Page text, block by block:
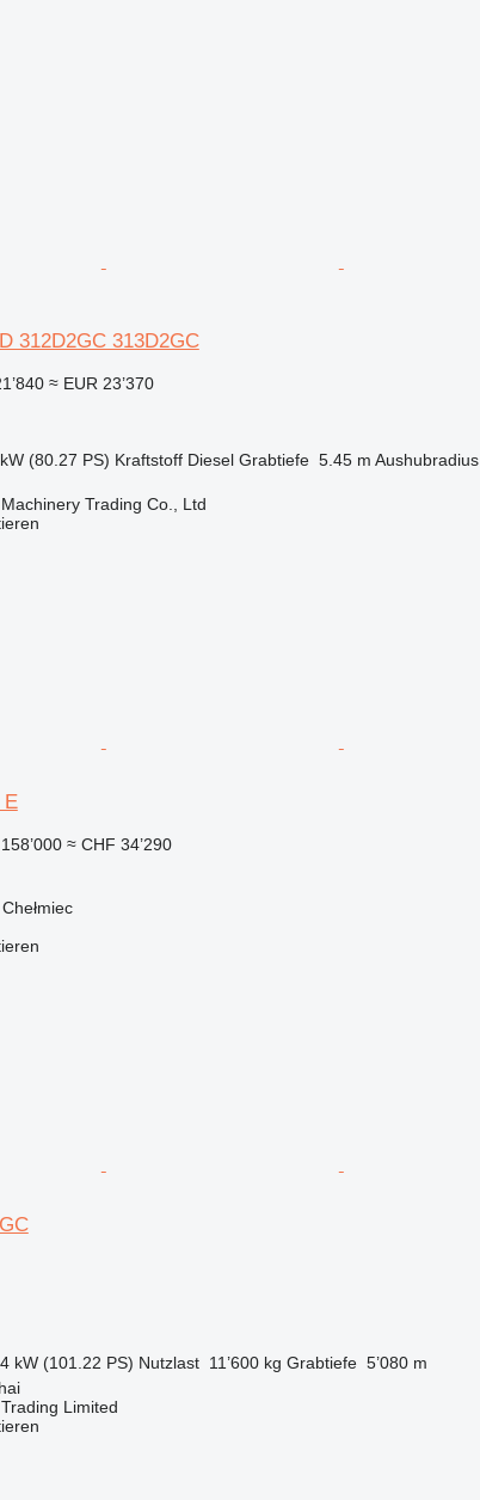
312D2GC 313D2GC
≈ EUR 23’370
(80.27 PS) Kraftstoff Diesel Grabtiefe 5.45 m Aushubradius
Trading Co., Ltd
E
≈ CHF 34’290
kW (101.22 PS) Nutzlast 11’600 kg Grabtiefe 5’080 m
Limited